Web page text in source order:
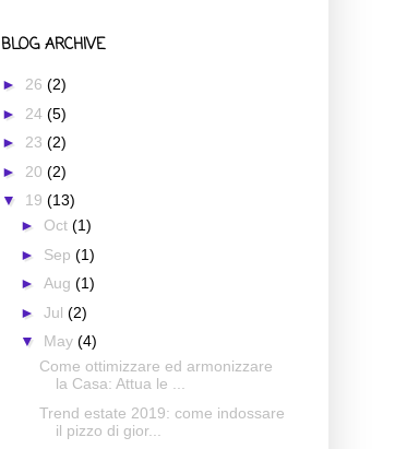
BLOG ARCHIVE
► 26 (2)
► 24 (5)
► 23 (2)
► 20 (2)
▼ 19 (13)
► Oct (1)
► Sep (1)
► Aug (1)
► Jul (2)
▼ May (4)
Come ottimizzare ed armonizzare
la Casa: Attua le ...
Trend estate 2019: come indossare
il pizzo di gior...